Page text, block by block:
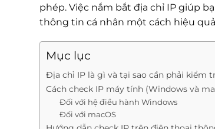
phép. Việc nắm bắt địa chỉ IP giúp
thông tin cá nhân một cách hiệu
Mục lục
Địa chỉ IP là gì và tại sao cần phải kiểm
Cách check IP máy tính (Windows và
Đối với hệ điều hành Windows
Đối với macOS